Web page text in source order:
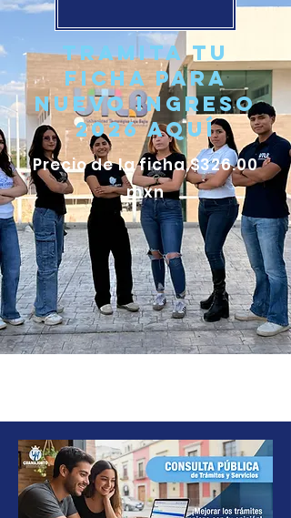
TRAMITA TU
ficha para
nuevo ingreso
2026 AQUÍ
Precio de la ficha $326.00
mxn